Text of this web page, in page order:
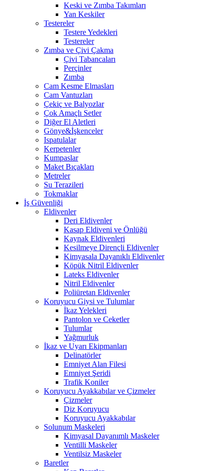
Keski ve Zımba Takımları
Yan Keskiler
Testereler
Testere Yedekleri
Testereler
Zımba ve Çivi Çakma
Çivi Tabancaları
Perçinler
Zımba
Cam Kesme Elmasları
Cam Vantuzları
Çekiç ve Balyozlar
Çok Amaçlı Setler
Diğer El Aletleri
Gönye&İşkenceler
Ispatulalar
Kerpetenler
Kumpaslar
Maket Bıçakları
Metreler
Su Terazileri
Tokmaklar
İş Güvenliği
Eldivenler
Deri Eldivenler
Kasap Eldiveni ve Önlüğü
Kaynak Eldivenleri
Kesilmeye Dirençli Eldivenler
Kimyasala Dayanıklı Eldivenler
Köpük Nitril Eldivenler
Lateks Eldivenler
Nitril Eldivenler
Poliüretan Eldivenler
Koruyucu Giysi ve Tulumlar
İkaz Yelekleri
Pantolon ve Ceketler
Tulumlar
Yağmurluk
İkaz ve Uyarı Ekipmanları
Delinatörler
Emniyet Alan Filesi
Emniyet Şeridi
Trafik Koniler
Koruyucu Ayakkabılar ve Çizmeler
Çizmeler
Diz Koruyucu
Koruyucu Ayakkabılar
Solunum Maskeleri
Kimyasal Dayanımlı Maskeler
Ventilli Maskeler
Ventilsiz Maskeler
Baretler